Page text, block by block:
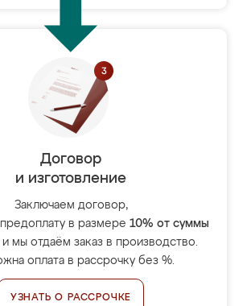
Договор
и изготовление
Заключаем договор,
в размере 10% от суммы
и мы отдаём заказ в производство.
оплата в рассрочку без %.
УЗНАТЬ О РАССРОЧКЕ